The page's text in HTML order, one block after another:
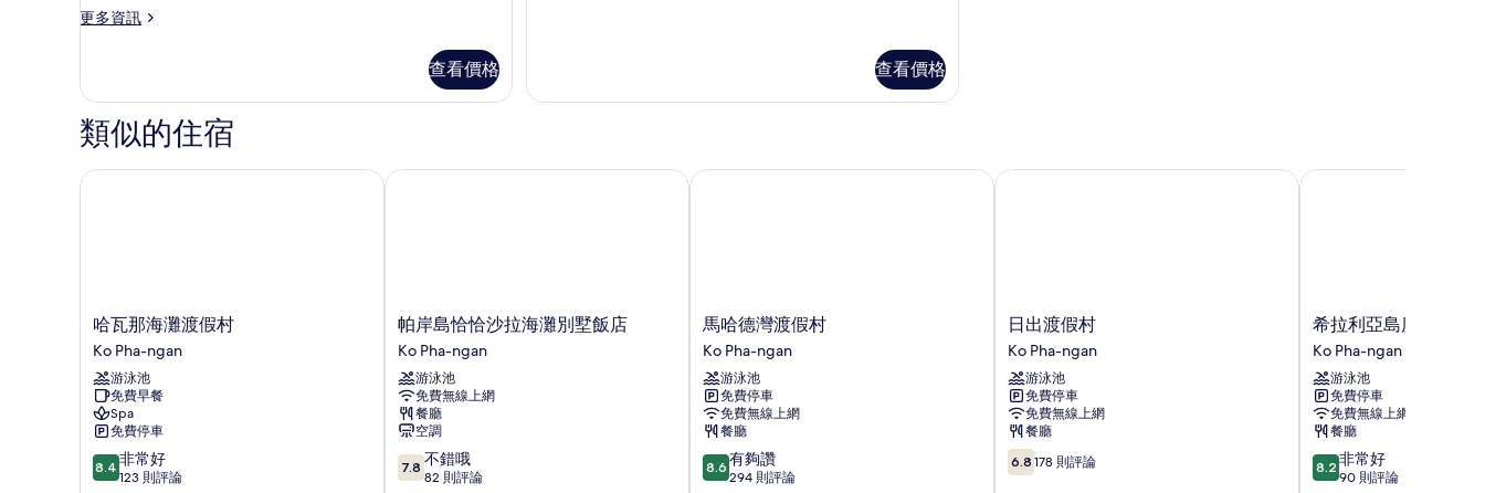
所
相
片
更多資訊
更
雙
人
房
的
詳
查看價格
相
With
Sea
詳
查看價格
類似的住宿
哈
瓦
那
海
灘
渡
假
村
Ko
哈瓦那海灘渡假村
Ko Pha-ngan
游泳池
免費早餐
Spa
免費停車
8.4
分，
8.4 非常好
123 則評論
哈瓦那海灘渡假村
帕
岸
島
恰
恰
沙
拉
海
灘
帕岸島恰恰沙拉海灘別墅飯店
Ko Pha-ngan
游泳池
免費無線上網
餐廳
空調
7.8
分，
7.8 不錯哦
82 則評論
帕岸島恰恰沙拉海灘別墅飯店
馬
哈
德
灣
渡
假
村
Ko
Pha-
馬哈德灣渡假村
Ko Pha-ngan
游泳池
免費停車
免費無線上網
餐廳
8.6
分，
8.6 有夠讚
294 則評論
馬哈德灣渡假村
日
出
渡
假
村
Ko
Pha-
ngan
日出渡假村
Ko Pha-ngan
游泳池
免費停車
免費無線上網
餐廳
6.8
分，
6.8 178 則評論
日出渡假村
希
拉
利
亞
島
度
假
村
Ko
希拉利亞島度假村
Ko Pha-ngan
游泳池
免費停車
免費無線上網
餐廳
8.2
分，
8.2 非常好
90 則評論
希拉利亞島度假村